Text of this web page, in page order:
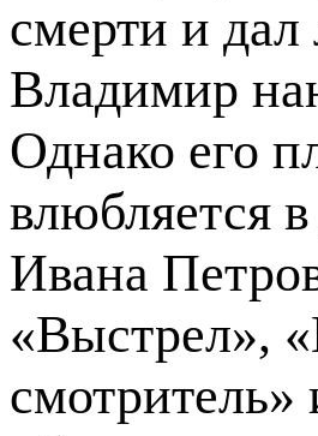
смерти и дал
Владимир
Однако его
влюбляется
Ивана
«Выстрел»,